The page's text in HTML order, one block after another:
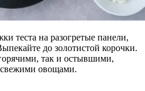
теста на разогретые панели,
до золотистой корочки.
так и остывшими,
свежими овощами.